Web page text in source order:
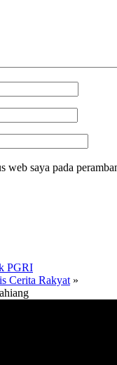
web saya pada
PGRI
Cerita Rakyat »